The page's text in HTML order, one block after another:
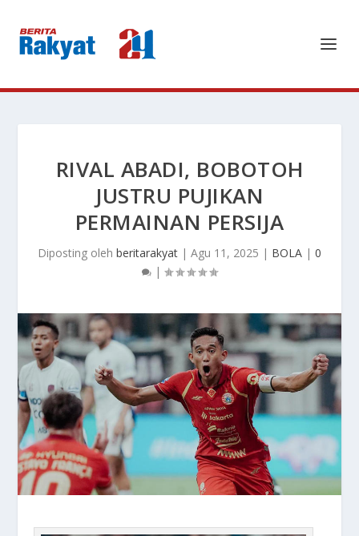
RIVAL ABADI, BOBOTOH
JUSTRU PUJIKAN
PERMAINAN PERSIJA
Diposting oleh beritarakyat | Agu 11, 2025 | BOLA | 0
|